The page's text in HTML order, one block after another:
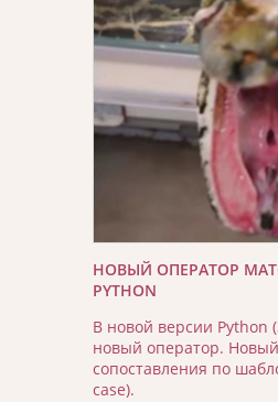
НОВЫЙ ОПЕРАТОР
PYTHON
В новой версии Python
новый оператор.
сопоставления по
case).